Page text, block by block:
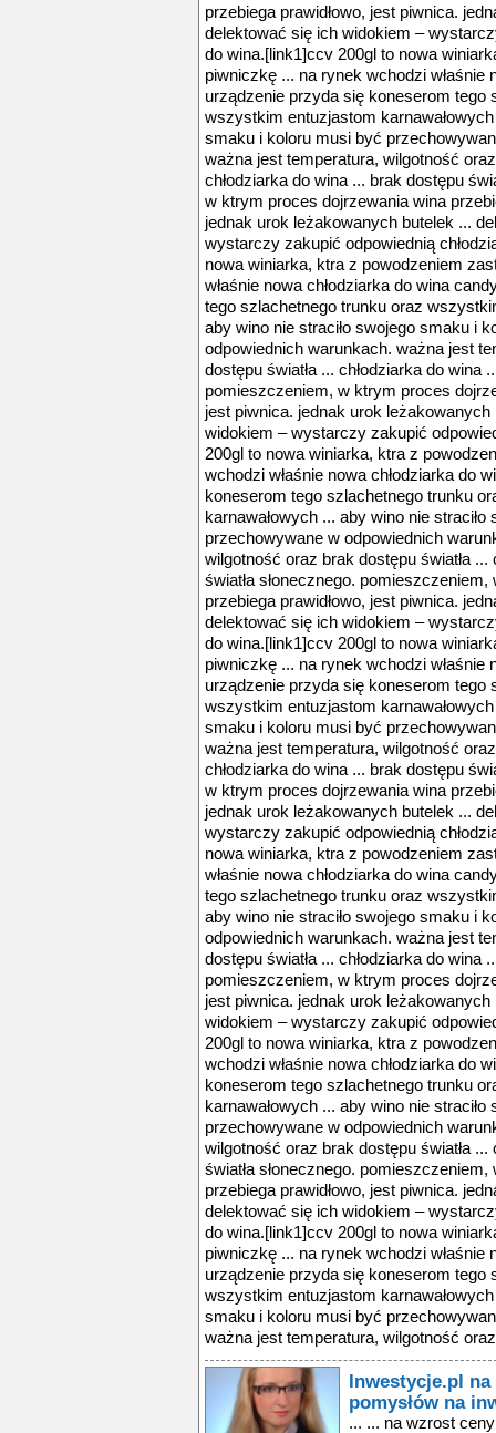
przebiega prawidłowo, jest piwnica.
delektować się ich widokiem –
do wina.[link1]ccv 200gl to nowa
piwniczkę ... na rynek wchodzi właśnie
urządzenie przyda się koneserom tego
wszystkim entuzjastom
smaku i koloru musi być
ważna jest temperatura, wilgotność
chłodziarka do wina ... brak dostępu
w ktrym proces dojrzewania wina
jednak urok leżakowanych butelek ...
wystarczy zakupić odpowiednią
nowa winiarka, ktra z powodzeniem
właśnie nowa chłodziarka do wina
tego szlachetnego trunku oraz
aby wino nie straciło swojego smaku i
odpowiednich warunkach. ważna jest
dostępu światła ... chłodziarka do wina
pomieszczeniem, w ktrym proces
jest piwnica. jednak urok
widokiem – wystarczy zakupić
200gl to nowa winiarka, ktra z
wchodzi właśnie nowa chłodziarka do
koneserom tego szlachetnego trunku
karnawałowych ... aby wino nie
przechowywane w odpowiednich
wilgotność oraz brak dostępu światła
światła słonecznego.
przebiega prawidłowo, jest piwnica.
delektować się ich widokiem –
do wina.[link1]ccv 200gl to nowa
piwniczkę ... na rynek wchodzi właśnie
urządzenie przyda się koneserom tego
wszystkim entuzjastom
smaku i koloru musi być
ważna jest temperatura, wilgotność
chłodziarka do wina ... brak dostępu
w ktrym proces dojrzewania wina
jednak urok leżakowanych butelek ...
wystarczy zakupić odpowiednią
nowa winiarka, ktra z powodzeniem
właśnie nowa chłodziarka do wina
tego szlachetnego trunku oraz
aby wino nie straciło swojego smaku i
odpowiednich warunkach. ważna jest
dostępu światła ... chłodziarka do wina
pomieszczeniem, w ktrym proces
jest piwnica. jednak urok
widokiem – wystarczy zakupić
200gl to nowa winiarka, ktra z
wchodzi właśnie nowa chłodziarka do
koneserom tego szlachetnego trunku
karnawałowych ... aby wino nie
przechowywane w odpowiednich
wilgotność oraz brak dostępu światła
światła słonecznego.
przebiega prawidłowo, jest piwnica.
delektować się ich widokiem –
do wina.[link1]ccv 200gl to nowa
piwniczkę ... na rynek wchodzi właśnie
urządzenie przyda się koneserom tego
wszystkim entuzjastom
smaku i koloru musi być
ważna jest temperatura, wilgotność
Inwestycje.pl na
pomysłów na
... ... na wzrost